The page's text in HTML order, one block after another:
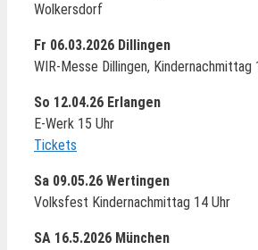
Wolkersdorf
Fr 06.03.2026 Dillingen
WIR-Messe Dillingen, Kindernachmittag
So 12.04.26 Erlangen
E-Werk 15 Uhr
Tickets
Sa 09.05.26 Wertingen
Volksfest Kindernachmittag 14 Uhr
SA 16.5.2026 München